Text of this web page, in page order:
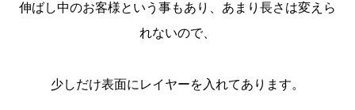
伸ばし中のお客様という事もあり、あまり長さは変えら
れないので、
少しだけ表面にレイヤーを入れてあります。